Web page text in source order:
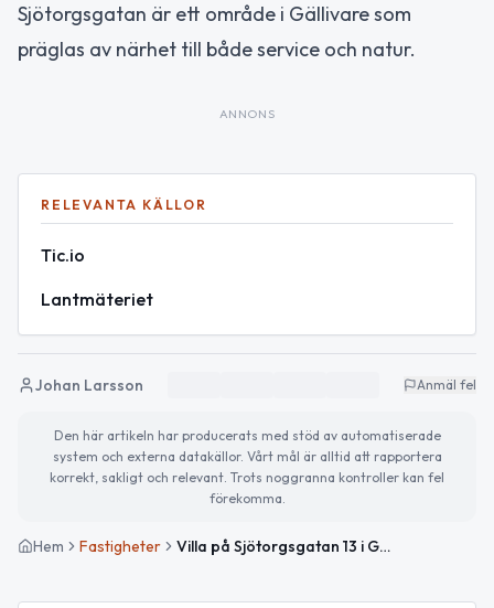
Sjötorgsgatan är ett område i Gällivare som
präglas av närhet till både service och natur.
ANNONS
RELEVANTA KÄLLOR
Tic.io
Lantmäteriet
Johan Larsson Anmäl fel
Den här artikeln har producerats med stöd av automatiserade
system och externa datakällor. Vårt mål är alltid att rapportera
korrekt, sakligt och relevant. Trots noggranna kontroller kan fel
förekomma.
Hem Fastigheter Villa på Sjötorgsgatan 13 i Gällivare såld för 3 900 000kr